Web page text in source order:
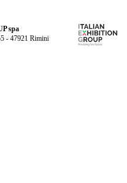
spa
- 47921 Rimini